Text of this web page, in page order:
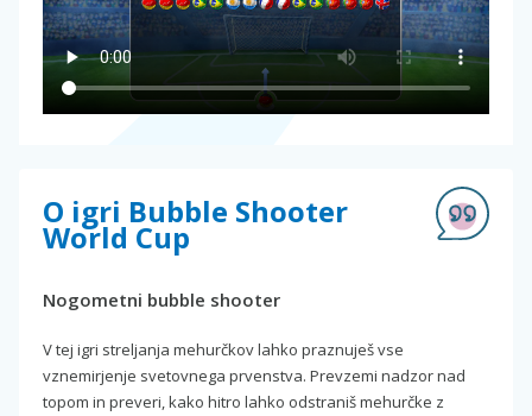
O igri Bubble Shooter
World Cup
Nogometni bubble shooter
V tej igri streljanja mehurčkov lahko praznuješ vse
vznemirjenje svetovnega prvenstva. Prevzemi nadzor nad
topom in preveri, kako hitro lahko odstraniš mehurčke z